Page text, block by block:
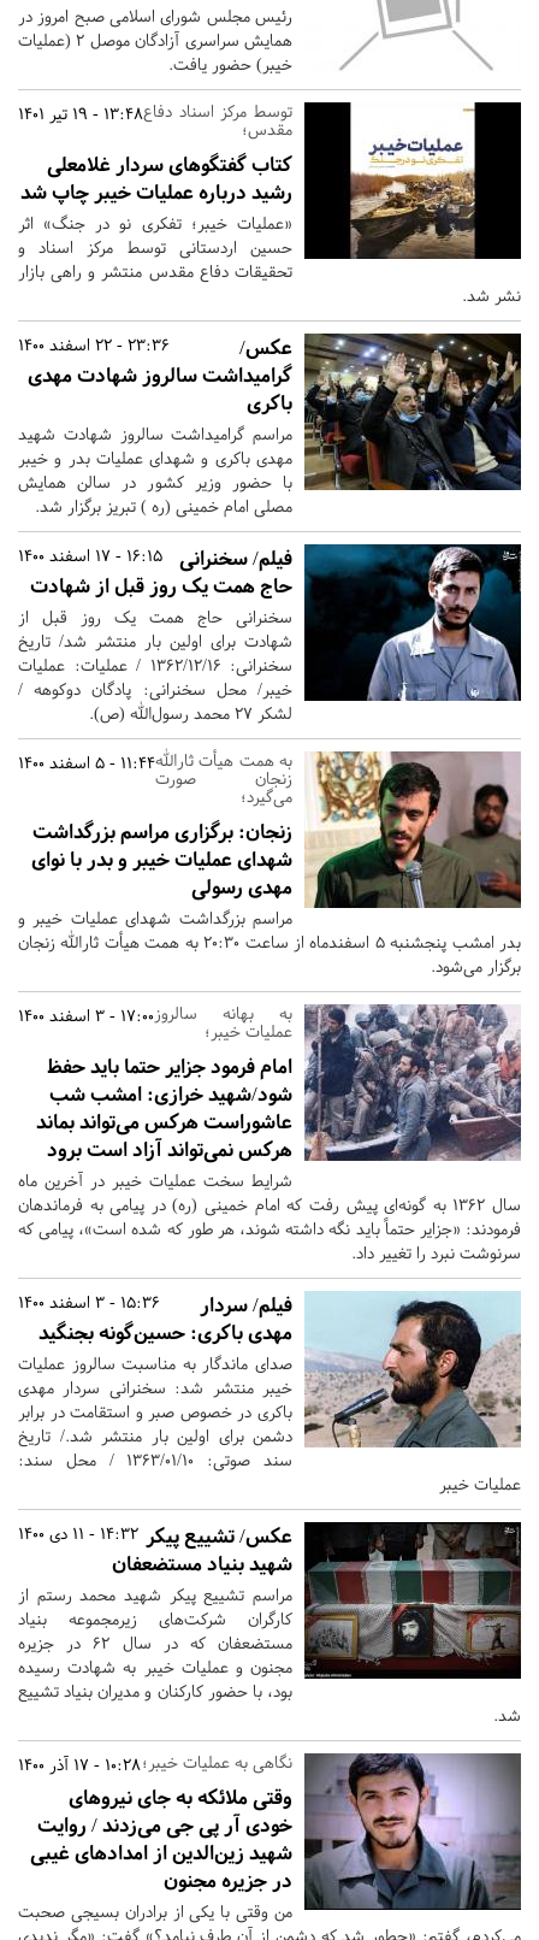
رئیس مجلس شورای اسلامی صبح امروز در
همایش سراسری آزادگان موصل ۲ (عملیات
خیبر) حضور یافت.
13:48 - 19 تیر 1401توسط مرکز اسناد دفاع
مقدس؛
کتاب گفتگوهای سردار غلامعلی
رشید درباره عملیات خیبر چاپ شد
«عملیات خیبر؛ تفکری نو در جنگ» اثر
حسین اردستانی توسط مرکز اسناد و
تحقیقات دفاع مقدس منتشر و راهی بازار
نشر شد.
23:36 - 22 اسفند 1400
عکس/
گرامیداشت سالروز شهادت مهدی
باکری
مراسم گرامیداشت سالروز شهادت شهید
مهدی باکری و شهدای عملیات بدر و خیبر
با حضور وزیر کشور در سالن همایش
مصلی امام خمینی (ره ) تبریز برگزار شد.
16:15 - 17 اسفند 1400
فیلم/ سخنرانی
حاج همت یک روز قبل از شهادت
سخنرانی حاج همت یک روز قبل از
شهادت برای اولین بار منتشر شد/ تاریخ
سخنرانی: ۱۳۶۲/۱۲/۱۶ / عملیات: عملیات
خیبر/ محل سخنرانی: پادگان دوکوهه /
لشکر ۲۷ محمد رسول‌الله (ص).
11:44 - 5 اسفند 1400به همت هیأت ثارالله
زنجان صورت
می‌گیرد؛
زنجان: برگزاری مراسم بزرگداشت
شهدای عملیات خیبر و بدر با نوای
مهدی رسولی
مراسم بزرگداشت شهدای عملیات خیبر و
بدر امشب پنجشنبه ۵ اسفندماه از ساعت 20:30 به همت هیأت ثارالله زنجان
برگزار می‌شود.
17:00 - 3 اسفند 1400 به بهانه سالروز
عملیات خیبر؛
امام فرمود جزایر حتما باید حفظ
شود/شهید خرازی: امشب شب
عاشوراست هرکس می‌تواند بماند
هرکس نمی‌تواند آزاد است برود
شرایط سخت عملیات خیبر در آخرین ماه
سال 1362 به گونه‌ای پیش رفت که امام خمینی (ره) در پیامی به فرماندهان
فرمودند: «جزایر حتماً باید نگه‌ داشته شوند، هر طور که شده است»، پیامی که
سرنوشت نبرد را تغییر داد.
15:36 - 3 اسفند 1400
فیلم/ سردار
مهدی باکری: حسین‌گونه بجنگید
صدای ماندگار به مناسبت سالروز عملیات
خیبر منتشر شد: سخنرانی سردار مهدی
باکری در خصوص صبر و استقامت در برابر
دشمن برای اولین بار منتشر شد./ تاریخ
سند صوتی: 1363/01/10 / محل سند:
عملیات خیبر
14:32 - 11 دی 1400 عکس/ تشییع پیکر
شهید بنیاد مستضعفان
مراسم تشییع پیکر شهید محمد رستم از
کارگران شرکت‌های زیرمجموعه بنیاد
مستضعفان که در سال ٦٢ در جزیره
مجنون و عملیات خیبر به شهادت رسیده
بود، با حضور کارکنان و مدیران بنیاد تشییع
شد.
10:28 - 17 آذر 1400نگاهی به عملیات خیبر؛
وقتی ملائکه به جای نیروهای
خودی آر پی جی می‌زدند / روایت
شهید زین‌الدین از امدادهای غیبی
در جزیره مجنون
من وقتی با یکی از برادران بسیجی صحبت